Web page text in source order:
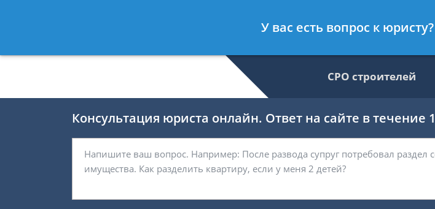
- Специалист по недвижимости, юрист
СРО строителей
Консультация юриста онлайн. Ответ на сайте в течение
У вас есть вопрос к юристу?